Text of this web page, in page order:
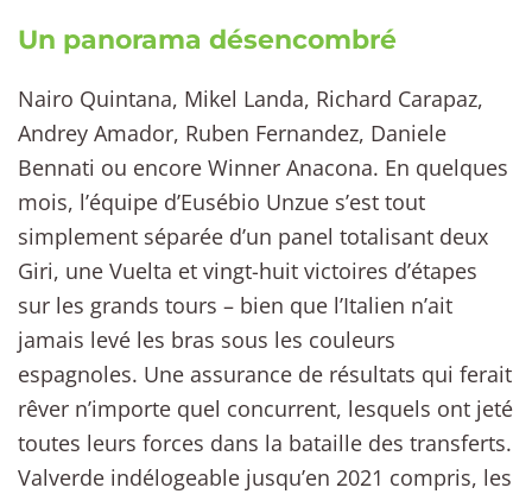
Un panorama désencombré
Nairo Quintana, Mikel Landa, Richard Carapaz,
Andrey Amador, Ruben Fernandez, Daniele
Bennati ou encore Winner Anacona. En quelques
mois, l’équipe d’Eusébio Unzue s’est tout
simplement séparée d’un panel totalisant deux
Giri, une Vuelta et vingt-huit victoires d’étapes
sur les grands tours – bien que l’Italien n’ait
jamais levé les bras sous les couleurs
espagnoles. Une assurance de résultats qui ferait
rêver n’importe quel concurrent, lesquels ont jeté
toutes leurs forces dans la bataille des transferts.
Valverde indélogeable jusqu’en 2021 compris, les